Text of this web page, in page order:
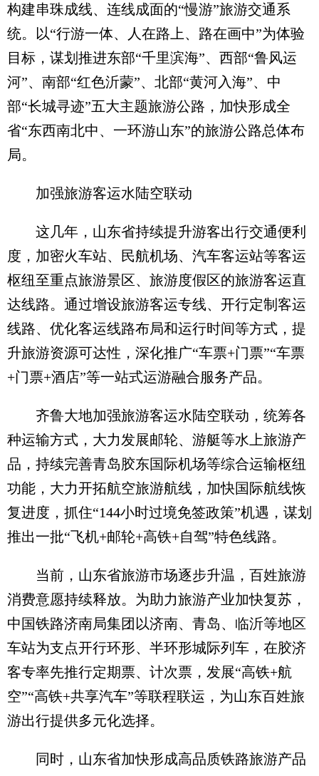
构建串珠成线、连线成面的“慢游”旅游交通系
统。以“行游一体、人在路上、路在画中”为体验
目标，谋划推进东部“千里滨海”、西部“鲁风运
河”、南部“红色沂蒙”、北部“黄河入海”、中
部“长城寻迹”五大主题旅游公路，加快形成全
省“东西南北中、一环游山东”的旅游公路总体布
局。
加强旅游客运水陆空联动
这几年，山东省持续提升游客出行交通便利
度，加密火车站、民航机场、汽车客运站等客运
枢纽至重点旅游景区、旅游度假区的旅游客运直
达线路。通过增设旅游客运专线、开行定制客运
线路、优化客运线路布局和运行时间等方式，提
升旅游资源可达性，深化推广“车票+门票”“车票
+门票+酒店”等一站式运游融合服务产品。
齐鲁大地加强旅游客运水陆空联动，统筹各
种运输方式，大力发展邮轮、游艇等水上旅游产
品，持续完善青岛胶东国际机场等综合运输枢纽
功能，大力开拓航空旅游航线，加快国际航线恢
复进度，抓住“144小时过境免签政策”机遇，谋划
推出一批“飞机+邮轮+高铁+自驾”特色线路。
当前，山东省旅游市场逐步升温，百姓旅游
消费意愿持续释放。为助力旅游产业加快复苏，
中国铁路济南局集团以济南、青岛、临沂等地区
车站为支点开行环形、半环形城际列车，在胶济
客专率先推行定期票、计次票，发展“高铁+航
空”“高铁+共享汽车”等联程联运，为山东百姓旅
游出行提供多元化选择。
同时，山东省加快形成高品质铁路旅游产品